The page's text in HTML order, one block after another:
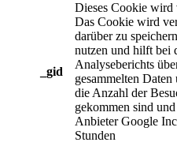
_gid
Dieses Cookie
Das Cookie wird
darüber zu
nutzen und hilft bei
Analyseberichts
gesammelten
die Anzahl der
gekommen sind
Anbieter Google
Stunden